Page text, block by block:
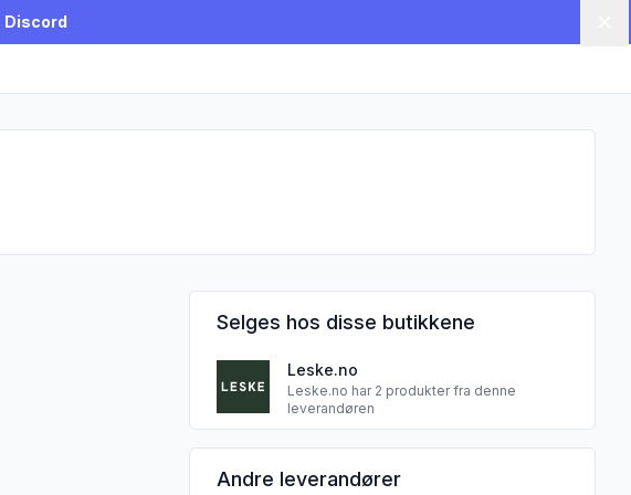
Discord
Selges hos disse butikkene
Leske.no
Leske.no har 2 produkter fra denne
leverandøren
Andre leverandører